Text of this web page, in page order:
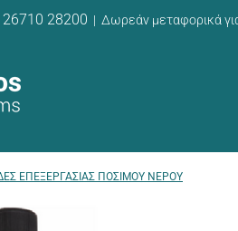
28200 | Δωρεάν μεταφορικά
ΕΠΕΞΕΡΓΑΣΙΑΣ ΠΟΣΙΜΟΥ ΝΕΡΟΥ